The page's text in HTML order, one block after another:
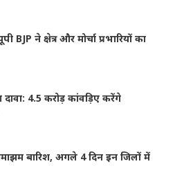
BJP ने क्षेत्र और मोर्चा प्रभारियों का
दावा: 4.5 करोड़ कांवड़िए करेंगे
बारिश, अगले 4 दिन इन जिलों में